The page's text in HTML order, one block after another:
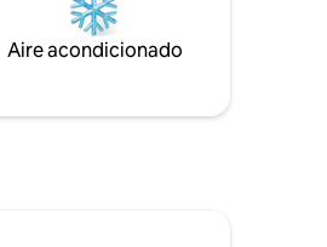
Aire acondicionado